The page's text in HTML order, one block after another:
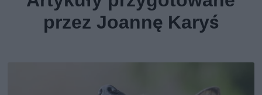
przez Joannę Karyś